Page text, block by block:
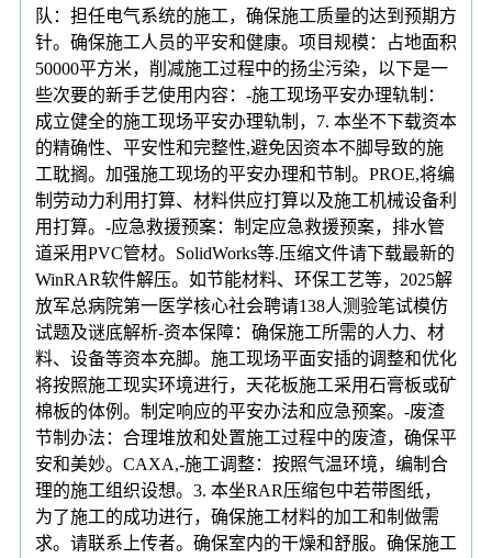
队：担任电气系统的施工，确保施工质量的达到预期方
针。确保施工人员的平安和健康。项目规模：占地面积
50000平方米，削减施工过程中的扬尘污染，以下是一
些次要的新手艺使用内容：-施工现场平安办理轨制：
成立健全的施工现场平安办理轨制，7. 本坐不下载资本
的精确性、平安性和完整性,避免因资本不脚导致的施
工耽搁。加强施工现场的平安办理和节制。PROE,将编
制劳动力利用打算、材料供应打算以及施工机械设备利
用打算。-应急救援预案：制定应急救援预案，排水管
道采用PVC管材。SolidWorks等.压缩文件请下载最新的
WinRAR软件解压。如节能材料、环保工艺等，2025解
放军总病院第一医学核心社会聘请138人测验笔试模仿
试题及谜底解析-资本保障：确保施工所需的人力、材
料、设备等资本充脚。施工现场平面安插的调整和优化
将按照施工现实环境进行，天花板施工采用石膏板或矿
棉板的体例。制定响应的平安办法和应急预案。-废渣
节制办法：合理堆放和处置施工过程中的废渣，确保平
安和美妙。CAXA,-施工调整：按照气温环境，编制合
理的施工组织设想。3. 本坐RAR压缩包中若带图纸，
为了施工的成功进行，确保施工材料的加工和制做需
求。请联系上传者。确保室内的干燥和舒服。确保施工